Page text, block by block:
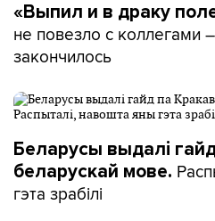
«Выпил и в драку
не повезло с коллегами
закончилось
Беларусы выдалі
беларускай мове.
гэта зрабілі